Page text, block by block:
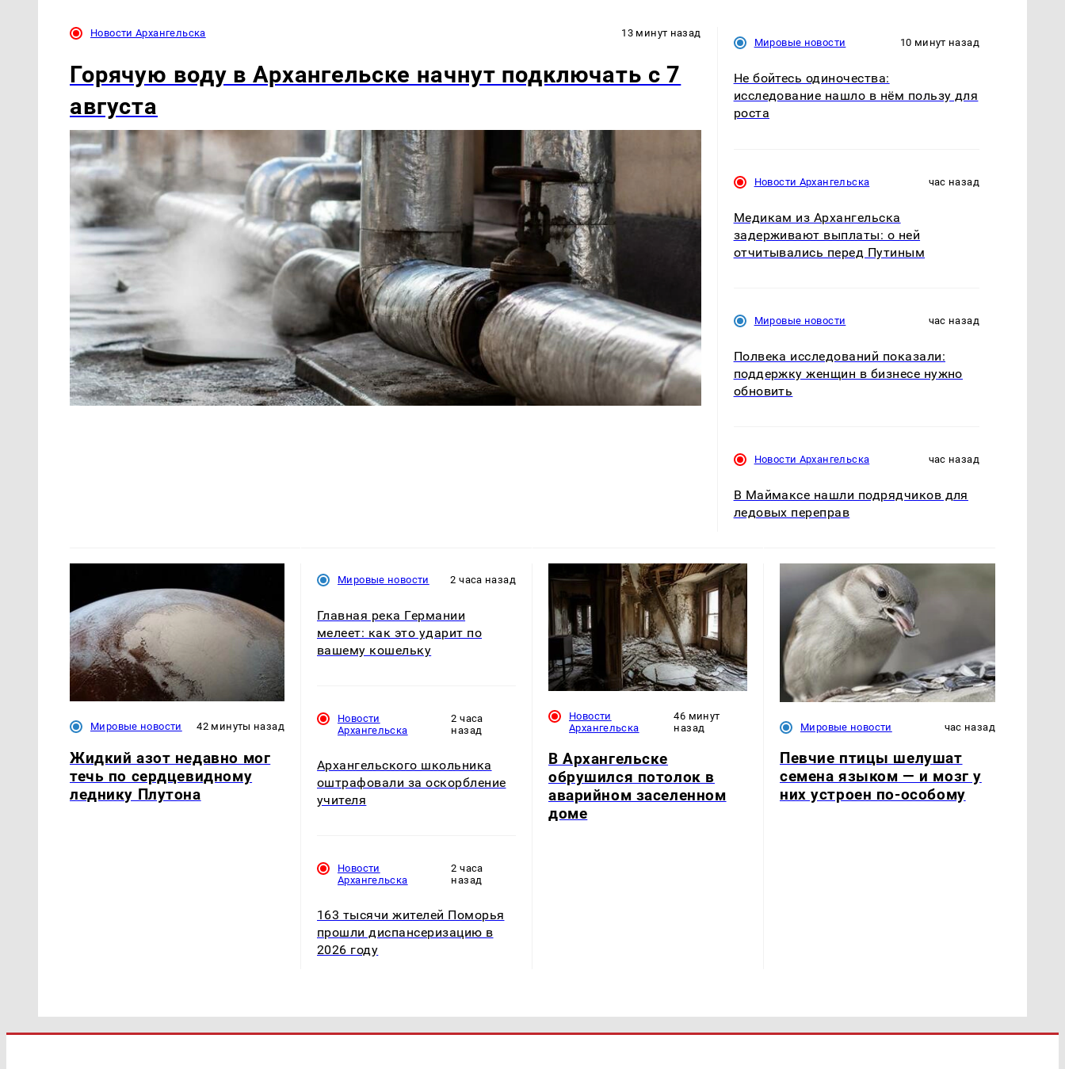
Новости Архангельска 13 минут назад
Горячую воду в Архангельске начнут подключать с 7
августа
Мировые новости 10 минут назад
Не бойтесь одиночества:
исследование нашло в нём пользу для
роста
Новости Архангельска час назад
Медикам из Архангельска
задерживают выплаты: о ней
отчитывались перед Путиным
Мировые новости час назад
Полвека исследований показали:
поддержку женщин в бизнесе нужно
обновить
Новости Архангельска час назад
В Маймаксе нашли подрядчиков для
ледовых переправ
Мировые новости 42 минуты назад
Жидкий азот недавно мог
течь по сердцевидному
леднику Плутона
Мировые новости 2 часа назад
Главная река Германии
мелеет: как это ударит по
вашему кошельку
Новости
Архангельска
2 часа
назад
Архангельского школьника
оштрафовали за оскорбление
учителя
Новости
Архангельска
2 часа
назад
163 тысячи жителей Поморья
прошли диспансеризацию в
2026 году
Новости
Архангельска
46 минут
назад
В Архангельске
обрушился потолок в
аварийном заселенном
доме
Мировые новости час назад
Певчие птицы шелушат
семена языком — и мозг у
них устроен по-особому